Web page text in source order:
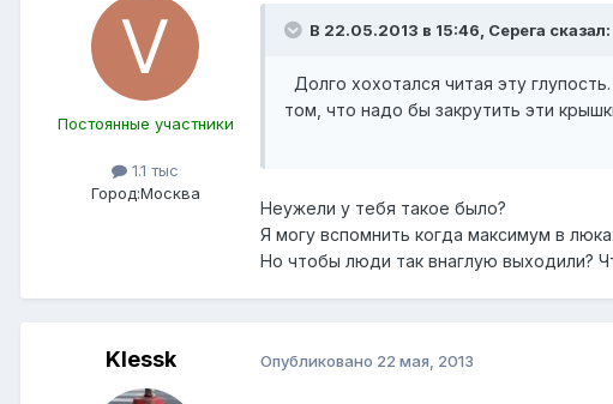
Постоянные участники
1.1 тыс
Город:Москва
В 22.05.2013 в 15:46, Серега сказал:
Долго хохотался читая эту
том, что надо бы закрутить эти
Неужели у тебя такое было?
Я могу вспомнить когда максимум в
Но чтобы люди так внаглую выходили?
Klessk Опубликовано 22 мая, 2013